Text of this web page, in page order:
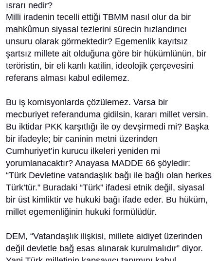
ısrarı nedir?
Milli iradenin tecelli ettiği TBMM nasıl olur da bir
mahkûmun siyasal tezlerini sürecin hızlandırıcı
unsuru olarak görmektedir? Egemenlik kayıtsız
şartsız millete ait olduğuna göre bir hükümlünün, bir
teröristin, bir eli kanlı katilin, ideolojik çerçevesini
referans alması kabul edilemez.
Bu iş komisyonlarda çözülemez. Varsa bir
mecburiyet referanduma gidilsin, kararı millet versin.
Bu iktidar PKK karşıtlığı ile oy devşirmedi mi? Başka
bir ifadeyle; bir caninin metni üzerinden
Cumhuriyet’in kurucu ilkeleri yeniden mi
yorumlanacaktır? Anayasa MADDE 66 şöyledir:
“Türk Devletine vatandaşlık bağı ile bağlı olan herkes
Türk’tür.” Buradaki “Türk” ifadesi etnik değil, siyasal
bir üst kimliktir ve hukuki bağı ifade eder. Bu hüküm,
millet egemenliğinin hukuki formülüdür.
DEM, “Vatandaşlık ilişkisi, millete aidiyet üzerinden
değil devletle bağ esas alınarak kurulmalıdır” diyor.